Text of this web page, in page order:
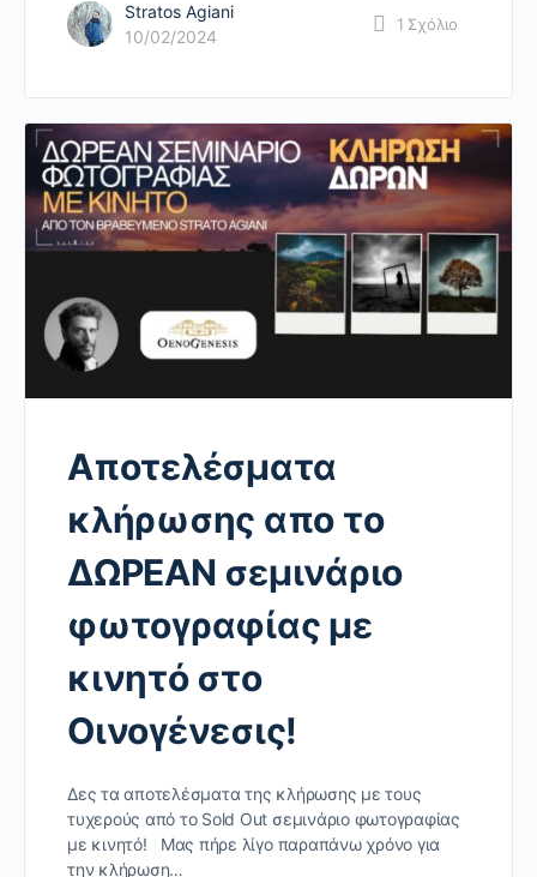
Stratos Agiani
10/02/2024
1 Σχόλιο
Αποτελέσματα
κλήρωσης απο το
ΔΩΡΕΑΝ σεμινάριο
φωτογραφίας με
κινητό στο
Οινογένεσις!
Δες τα αποτελέσματα της κλήρωσης με τους
τυχερούς από το Sold Out σεμινάριο φωτογραφίας
με κινητό! Μας πήρε λίγο παραπάνω χρόνο για
την κλήρωση…